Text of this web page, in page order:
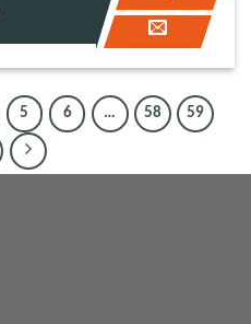
5 6 … 58 59